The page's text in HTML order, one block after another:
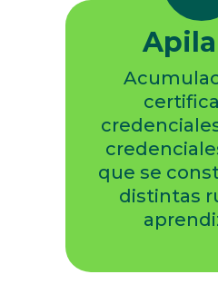
que se
distintas